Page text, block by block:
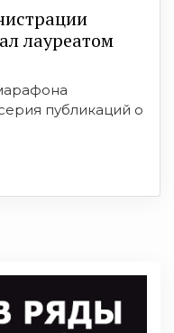
лауреатом
публикаций о